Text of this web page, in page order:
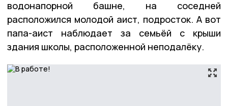
водонапорной башне, на соседней
расположился молодой аист, подросток. А вот
папа-аист наблюдает за семьёй с крыши
здания школы, расположенной неподалёку.